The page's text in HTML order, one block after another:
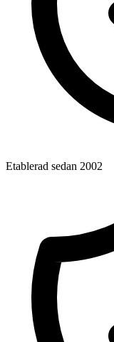
Etablerad sedan 2002